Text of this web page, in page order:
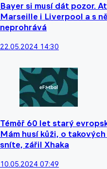
Bayer si musí dát pozor.
Marseille i Liverpool a s
neprohrává
22.05.2024 14:30
Téměř 60 let starý
Mám husí kůži, o
sníte, zářil Xhaka
10.05.2024 07:49